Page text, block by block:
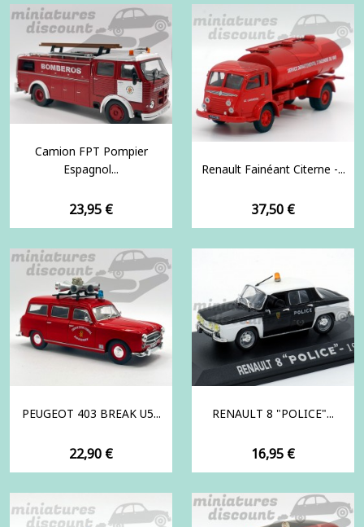
Camion FPT Pompier
Espagnol...
Prix
23,95 €
Renault Fainéant Citerne -...
Prix
37,50 €
PEUGEOT 403 BREAK U5...
Prix
22,90 €
RENAULT 8 "POLICE"...
Prix
16,95 €